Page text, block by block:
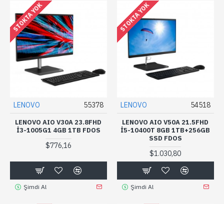
STOKTA YOK
LENOVO 55378
LENOVO AIO V30A 23.8FHD
I3-1005G1 4GB 1TB FDOS
$776,16
Şimdi Al
STOKTA YOK
LENOVO 54518
LENOVO AIO V50A 21.5FHD
I5-10400T 8GB 1TB+256GB
SSD FDOS
$1.030,80
Şimdi Al